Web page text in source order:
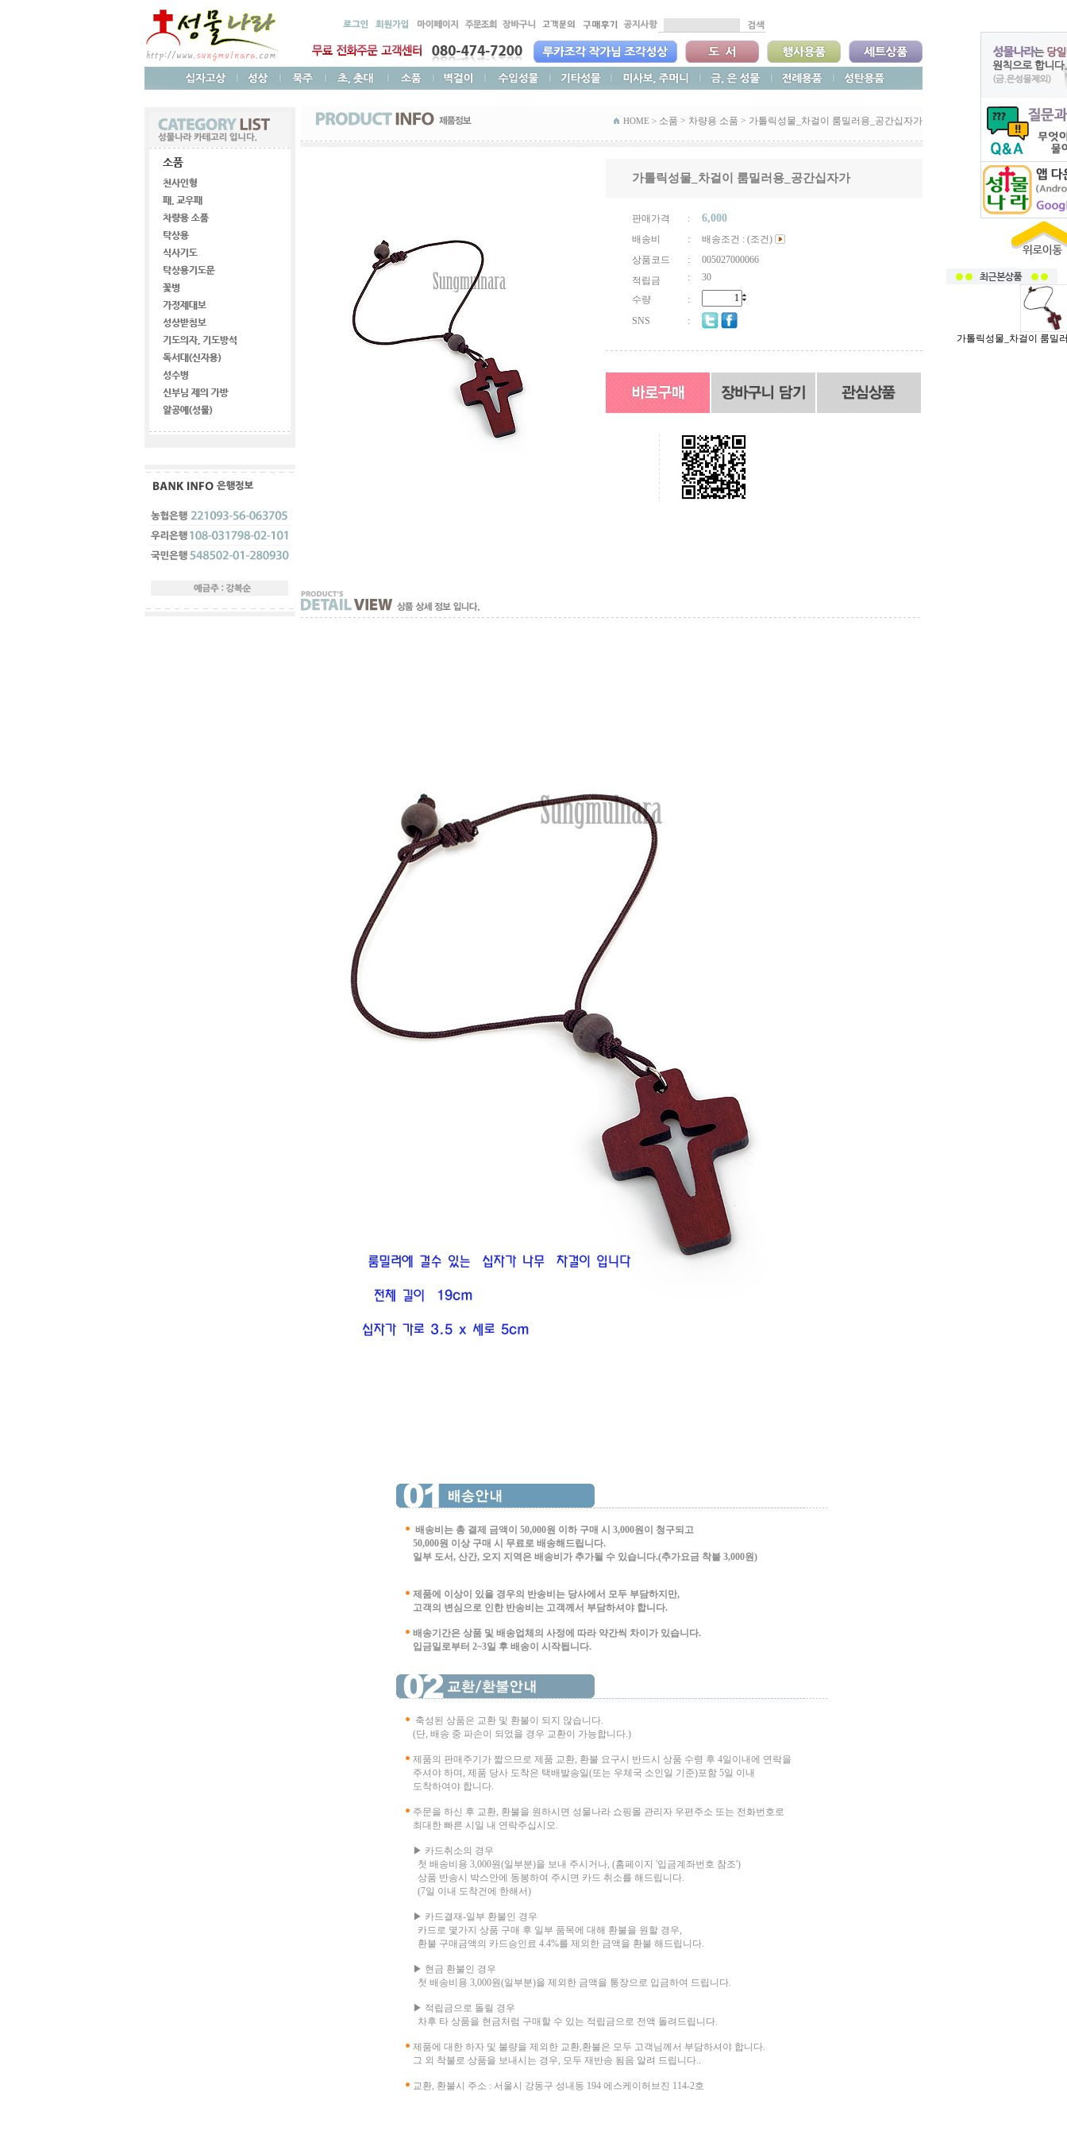
HOME > 소품 > 차량용 소품 > 가톨릭성물_차걸이 룸밀러용_공간십자가
가톨릭성물_차걸이 룸밀러용_공간십자가
판매가격 : 6,000
배송비 :
배송조건 : (조건)
상품코드
:
005027000066
적립금
:
30
수량
:
SNS
:
배송비는 총 결제 금액이 50,000원 이하 구매 시 3,000원이 청구되고
50,000원 이상 구매 시 무료로 배송해드립니다.
일부 도서, 산간, 오지 지역은 배송비가 추가될 수 있습니다.(추가요금 착불 3,000원)
제품에 이상이 있을 경우의 반송비는 당사에서 모두 부담하지만,
고객의 변심으로 인한 반송비는 고객께서 부담하셔야 합니다.
배송기간은 상품 및 배송업체의 사정에 따라 약간씩 차이가 있습니다.
입금일로부터 2~3일 후 배송이 시작됩니다.
축성된 상품은 교환 및 환불이 되지 않습니다.
(단, 배송 중 파손이 되었을 경우 교환이 가능합니다.)
제품의 판매주기가 짧으므로 제품 교환, 환불 요구시 반드시 상품 수령 후 4일이내에 연락을
주셔야 하며, 제품 당사 도착은 택배발송일(또는 우체국 소인일 기준)포함 5일 이내
도착하여야 합니다.
주문을 하신 후 교환, 환불을 원하시면 성물나라 쇼핑몰 관리자 우편주소 또는 전화번호로
최대한 빠른 시일 내 연락주십시오.
▶ 카드취소의 경우
첫 배송비용 3,000원(일부분)을 보내 주시거나, (홈페이지 '입금계좌번호 참조')
상품 반송시 박스안에 동봉하여 주시면 카드 취소를 해드립니다.
(7일 이내 도착건에 한해서)
▶ 카드결재-일부 환불인 경우
카드로 몇가지 상품 구매 후 일부 품목에 대해 환불을 원할 경우,
환불 구매금액의 카드승인료 4.4%를 제외한 금액을 환불 해드립니다.
▶ 현금 환불인 경우
첫 배송비용 3,000원(일부분)을 제외한 금액을 통장으로 입금하여 드립니다.
▶ 적립금으로 돌릴 경우
차후 타 상품을 현금처럼 구매할 수 있는 적립금으로 전액 돌려드립니다.
제품에 대한 하자 및 불량을 제외한 교환,환불은 모두 고객님께서 부담하셔야 합니다.
그 외 착불로 상품을 보내시는 경우, 모두 재반송 됨음 알려 드립니다..
교환, 환불시 주소 : 서울시 강동구 성내동 194 에스케이허브진 114-2호
가톨릭성물_차걸이 룸밀